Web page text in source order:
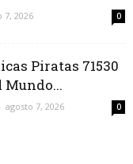
7, 2026 0
Piratas 71530
- agosto 7, 2026 0